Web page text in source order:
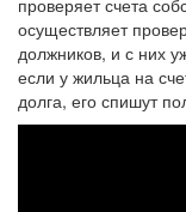
проверяет счета
осуществляет
должников, и с них
если у жильца на
долга, его спишут